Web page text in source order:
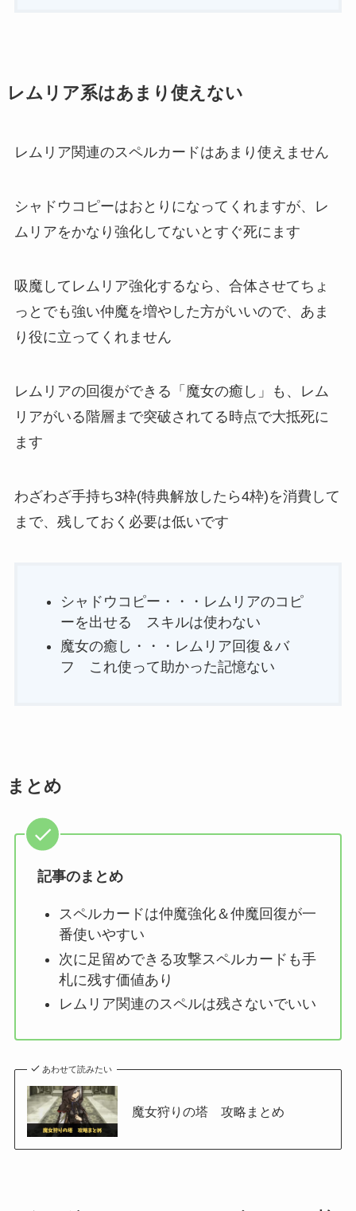
レムリア系はあまり使えない
レムリア関連のスペルカードはあまり使えません
シャドウコピーはおとりになってくれますが、レ
ムリアをかなり強化してないとすぐ死にます
吸魔してレムリア強化するなら、合体させてちょ
っとでも強い仲魔を増やした方がいいので、あま
り役に立ってくれません
レムリアの回復ができる「魔女の癒し」も、レム
リアがいる階層まで突破されてる時点で大抵死に
ます
わざわざ手持ち3枠(特典解放したら4枠)を消費して
まで、残しておく必要は低いです
シャドウコピー・・・レムリアのコピ
ーを出せる スキルは使わない
魔女の癒し・・・レムリア回復＆バ
フ これ使って助かった記憶ない
まとめ
記事のまとめ
スペルカードは仲魔強化＆仲魔回復が一
番使いやすい
次に足留めできる攻撃スペルカードも手
札に残す価値あり
レムリア関連のスペルは残さないでいい
あわせて読みたい
魔女狩りの塔 攻略まとめ